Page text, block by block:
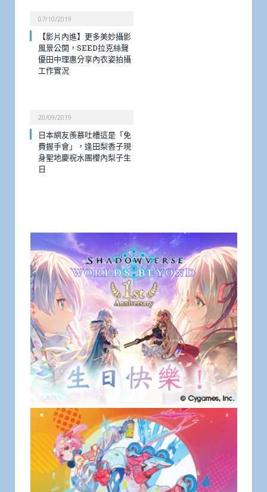
07/10/2019
【影片內進】更多美妙攝影
風景公開，SEED拉克絲聲
優田中理惠分享內衣姿拍攝
工作實況
20/09/2019
日本網友羨慕吐槽這是「免
費握手會」，逢田梨香子現
身聖地慶祝水團櫻內梨子生
日